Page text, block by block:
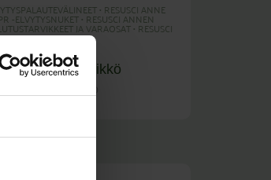
• RESUSCI ANNE
-ELVYTYSNUKET•RESUSCI ANNEN
JA VARAOSAT•RESUSCI
QCPR
-